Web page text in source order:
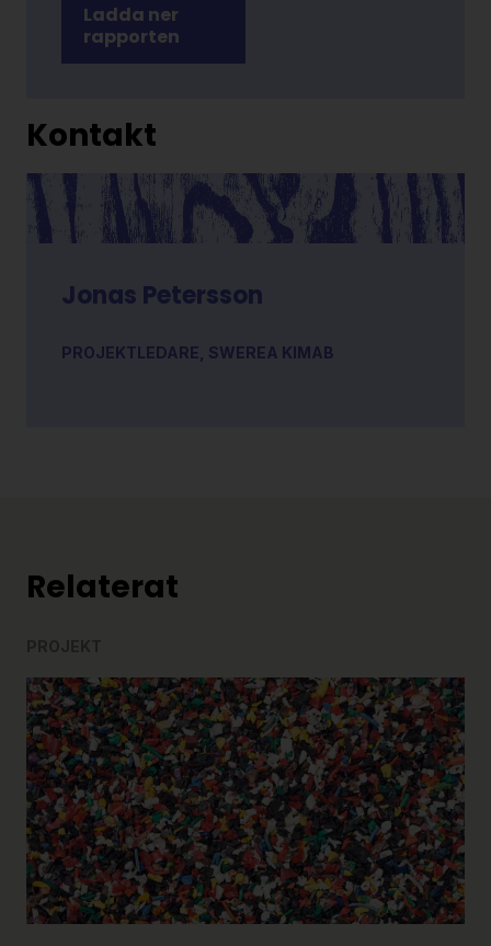
Ladda ner
rapporten
Kontakt
Jonas Petersson
PROJEKTLEDARE, SWEREA KIMAB
Relaterat